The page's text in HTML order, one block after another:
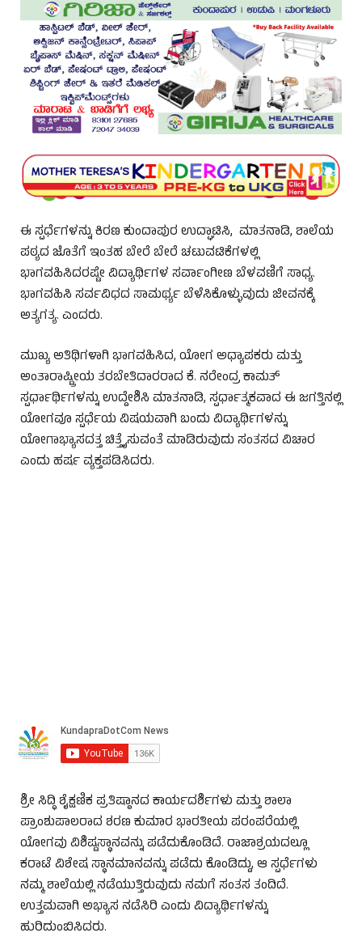
ಈ ಸ್ಪರ್ಧೆಗಳನ್ನು ಕಿರಣ ಕುಂದಾಪುರ ಉದ್ಘಾಟಿಸಿ, ಮಾತನಾಡಿ, ಶಾಲೆಯ
ಪಠ್ಯದ ಜೊತೆಗೆ ಇಂತಹ ಬೇರೆ ಬೇರೆ ಚಟುವಟಿಕೆಗಳಲ್ಲಿ
ಭಾಗವಹಿಸಿದರಷ್ಟೇ ವಿದ್ಯಾರ್ಥಿಗಳ ಸರ್ವಾಂಗೀಣ ಬೆಳವಣಿಗೆ ಸಾಧ್ಯ.
ಭಾಗವಹಿಸಿ ಸರ್ವವಿಧದ ಸಾಮರ್ಥ್ಯ ಬೆಳೆಸಿಕೊಳ್ಳುವುದು ಜೀವನಕ್ಕೆ
ಅತ್ಯಗತ್ಯ. ಎಂದರು.
ಮುಖ್ಯ ಅತಿಥಿಗಳಾಗಿ ಭಾಗವಹಿಸಿದ, ಯೋಗ ಅಧ್ಯಾಪಕರು ಮತ್ತು
ಅಂತಾರಾಷ್ಟ್ರೀಯ ತರಬೇತಿದಾರರಾದ ಕೆ. ನರೇಂದ್ರ ಕಾಮತ್
ಸ್ಪರ್ಧಾರ್ಥಿಗಳನ್ನು ಉದ್ದೇಶಿಸಿ ಮಾತನಾಡಿ, ಸ್ಪರ್ಧಾತ್ಮಕವಾದ ಈ ಜಗತ್ತಿನಲ್ಲಿ
ಯೋಗವೂ ಸ್ಪರ್ಧೆಯ ವಿಷಯವಾಗಿ ಬಂದು ವಿದ್ಯಾರ್ಥಿಗಳನ್ನು
ಯೋಗಾಭ್ಯಾಸದತ್ತ ಚಿತ್ತೈಸುವಂತೆ ಮಾಡಿರುವುದು ಸಂತಸದ ವಿಚಾರ
ಎಂದು ಹರ್ಷ ವ್ಯಕ್ತಪಡಿಸಿದರು.
ಶ್ರೀ ಸಿದ್ಧಿ ಶೈಕ್ಷಣಿಕ ಪ್ರತಿಷ್ಠಾನದ ಕಾರ್ಯದರ್ಶಿಗಳು ಮತ್ತು ಶಾಲಾ
ಪ್ರಾಂಶುಪಾಲರಾದ ಶರಣ ಕುಮಾರ ಭಾರತೀಯ ಪರಂಪರೆಯಲ್ಲಿ
ಯೋಗವು ವಿಶಿಷ್ಟಸ್ಥಾನವನ್ನು ಪಡೆದುಕೊಂಡಿದೆ. ರಾಜಾಶ್ರಯದಲ್ಲೂ
ಕರಾಟೆ ವಿಶೇಷ ಸ್ಥಾನಮಾನವನ್ನು ಪಡೆದು ಕೊಂಡಿದ್ದು, ಆ ಸ್ಪರ್ಧೆಗಳು
ನಮ್ಮ ಶಾಲೆಯಲ್ಲಿ ನಡೆಯುತ್ತಿರುವುದು ನಮಗೆ ಸಂತಸ ತಂದಿದೆ.
ಉತ್ತಮವಾಗಿ ಅಭ್ಯಾಸ ನಡೆಸಿರಿ ಎಂದು ವಿದ್ಯಾರ್ಥಿಗಳನ್ನು
ಹುರಿದುಂಬಿಸಿದರು.